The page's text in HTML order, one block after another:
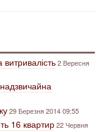
2 Вересня
29 Березня 2014 09:55
16 квартир22 Червня